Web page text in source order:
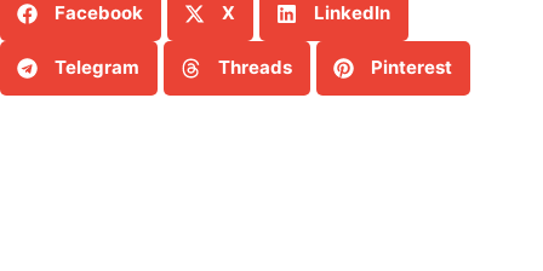
Facebook X LinkedIn
Telegram Threads Pinterest